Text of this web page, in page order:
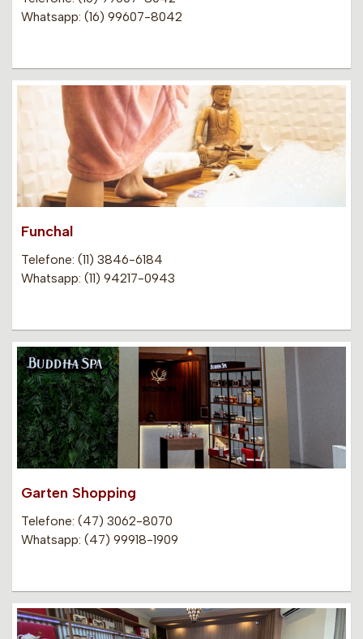
Whatsapp: (16) 99607-8042
Funchal
Telefone: (11) 3846-6184
Whatsapp: (11) 94217-0943
Garten Shopping
Telefone: (47) 3062-8070
Whatsapp: (47) 99918-1909